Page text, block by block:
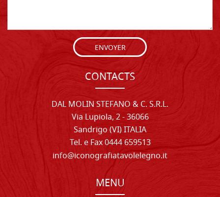
ENVOYER
CONTACTS
DAL MOLIN STEFANO & C. S.R.L.
Via Lupiola, 2 - 36066
Sandrigo (VI) ITALIA
Tel. e Fax 0444 659513
info@iconografiatavolelegno.it
MENU